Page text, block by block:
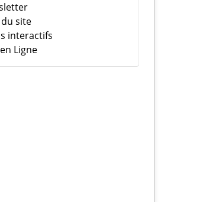
du site
interactifs
en Ligne